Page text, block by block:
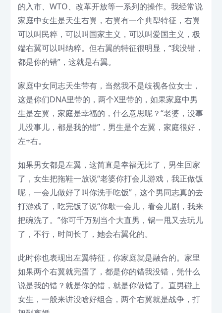
的入市、WTO、改革开放等一系列的操作。我经常说
家庭中女生是天生右翼，右翼有一个典型特征，右翼
可以叫民粹，可以叫国家主义，可以叫爱国主义，极
端右翼可以叫纳粹。但右翼的特征很明显，“我没错，
都是你的错”，这就是右翼。
家庭中女同志天生带有，当然我不是歧视各位女士，
这是你们DNA里带的，两个X里带的，如果家庭中男
生是左翼，家庭是幸福的，什么意思呢？“老婆，没事
儿没事儿，都是我的错”，男生是个左翼，家庭很好，
左+右。
如果男女都是左翼，这简直是幸福无比了，男生回家
了，女生把拖鞋一放说“老婆你打会儿游戏，我正做饭
呢，一会儿做好了叫你洗手吃饭”，这个男同志真的去
打游戏了，吃完饭了说“你歇一会儿，看会儿剧，我来
把碗洗了。”你可千万别当个大直男，锅一甩又去玩儿
了，不行，时间长了，她会右翼化的。
此时你也表现出左翼特征，你家庭就是融合的。家里
如果两个右翼就完蛋了，都是你的错我没错，凭什么
说是我的错？就是你的错，就是你做错了。直男碰上
女生，一般来讲没啥好组合，两个右翼就是战争，打